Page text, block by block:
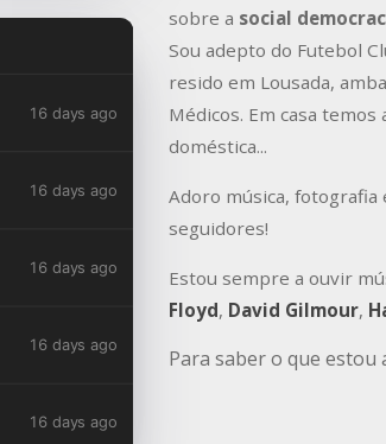
sobre a social
Sou adepto do Futebol
resido em Lousada,
Médicos. Em casa
doméstica...
Adoro música,
seguidores!
Estou sempre a ouvir
Floyd, David Gilmour,
Para saber o que estou